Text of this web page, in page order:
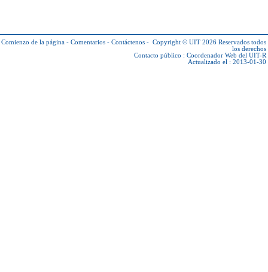
Comienzo de la página - Comentarios - Contáctenos - Copyright © UIT 2026 Reservados todos
los derechos
Contacto público : Coordenador Web del UIT-R
Actualizado el : 2013-01-30